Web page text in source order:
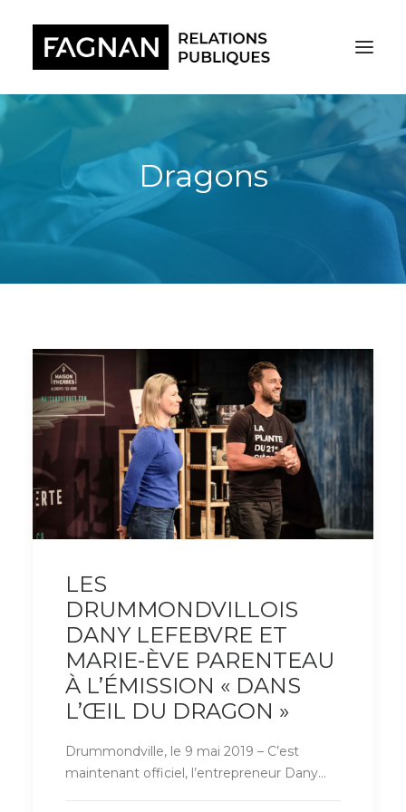
RECHERCHE
Dragons
LES
DRUMMONDVILLOIS
DANY LEFEBVRE ET
MARIE-ÈVE PARENTEAU
À L’ÉMISSION « DANS
L’ŒIL DU DRAGON »
Drummondville, le 9 mai 2019 – C’est
maintenant officiel, l’entrepreneur Dany…